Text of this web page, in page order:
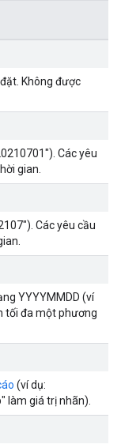
Không được
Các yêu
gian.
Các yêu cầu
YYYYMMDD (ví
tối đa một phương
(ví dụ:
làm giá trị nhãn).